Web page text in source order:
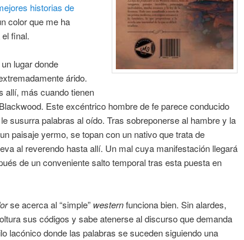
historias de
color que me ha
final.
lugar donde
árido.
allí, más cuando tienen
Este excéntrico hombre de fe parece conducido
susurra palabras al oído. Tras sobreponerse al hambre y la
paisaje yermo, se topan con un nativo que trata de
al reverendo hasta allí. Un mal cuya manifestación llegará
de un conveniente salto temporal tras esta puesta en
se acerca al “simple” westernfunciona bien. Sin alardes,
sus códigos y sabe atenerse al discurso que demanda
lacónico donde las palabras se suceden siguiendo una